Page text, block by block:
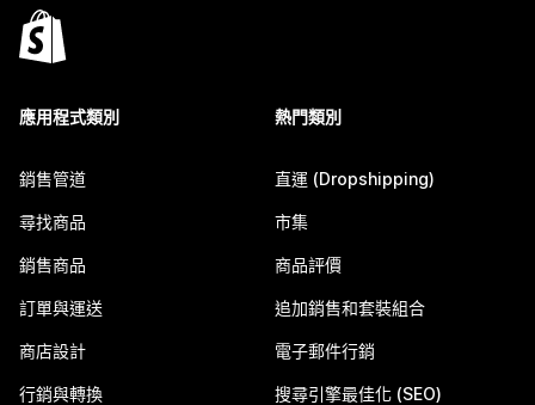
應用程式類別
銷售管道
尋找商品
銷售商品
訂單與運送
商店設計
行銷與轉換
熱門類別
直運 (Dropshipping)
市集
商品評價
追加銷售和套裝組合
電子郵件行銷
搜尋引擎最佳化 (SEO)